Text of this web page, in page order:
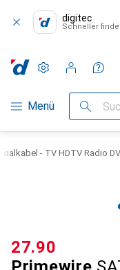
digitec
Schneller
Navigation nach
Menü Suche
Einstellungen
Kundenkonto
Vergleichslisten
Merklisten
Warenkorb
- TV HDTV Radio
CHF
27.90